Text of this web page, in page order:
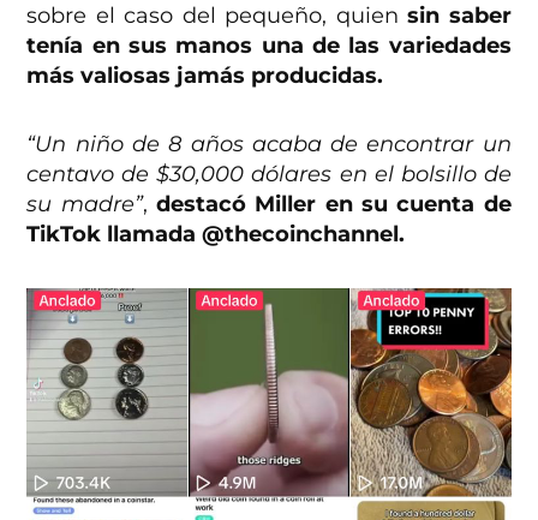
sobre el caso del pequeño, quien sin saber
tenía en sus manos una de las variedades
más valiosas jamás producidas.
“Un niño de 8 años acaba de encontrar un
centavo de $30,000 dólares en el bolsillo de
su madre”,destacó Miller en su cuenta de
TikTok llamada @thecoinchannel.